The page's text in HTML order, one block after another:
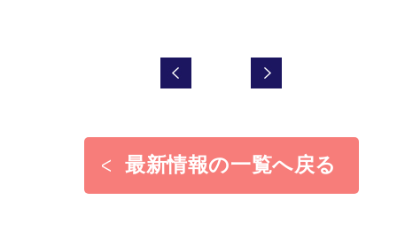
最新情報の一覧へ戻る